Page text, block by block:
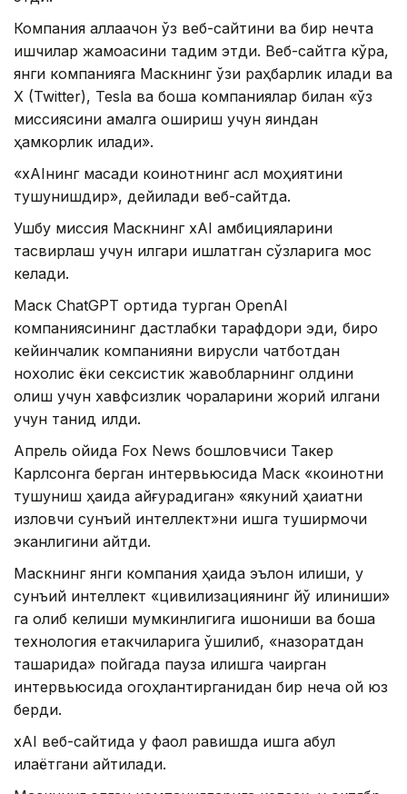
Компания аллақачон ўз веб-сайтини ва бир нечта
ишчилар жамоасини тақдим этди. Веб-сайтга кўра,
янги компанияга Маскнинг ўзи раҳбарлик қилади ва
X (Twitter), Tesla ва бошқа компаниялар билан «ўз
миссиясини амалга ошириш учун яқиндан
ҳамкорлик қилади».
«xAIнинг мақсади коинотнинг асл моҳиятини
тушунишдир», дейилади веб-сайтда.
Ушбу миссия Маскнинг xAI амбицияларини
тасвирлаш учун илгари ишлатган сўзларига мос
келади.
Маск ChatGPT ортида турган OpenAI
компаниясининг дастлабки тарафдори эди, бироқ
кейинчалик компанияни вирусли чатботдан
нохолис ёки сексистик жавобларнинг олдини
олиш учун хавфсизлик чораларини жорий қилгани
учун танқид қилди.
Апрель ойида Fox News бошловчиси Такер
Карлсонга берган интервьюсида Маск «коинотни
тушуниш ҳақида қайғурадиган» «якуний ҳақиқатни
изловчи сунъий интеллект»ни ишга туширмоқчи
эканлигини айтди.
Маскнинг янги компания ҳақида эълон қилиши, у
сунъий интеллект «цивилизациянинг йўқ қилиниши»
га олиб келиши мумкинлигига ишониши ва бошқа
технология етакчиларига қўшилиб, «назоратдан
ташқарида» пойгада пауза қилишга чақирган
интервьюсида огоҳлантирганидан бир неча ой юз
берди.
xAI веб-сайтида у фаол равишда ишга қабул
қилаётгани айтилади.